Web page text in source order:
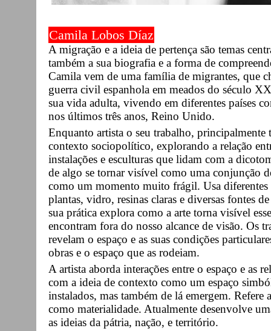
Camila Lobos Díaz
A migração e a ideia de pertença são temas
também a sua biografia e a forma de
Camila vem de uma família de migrantes, que
guerra civil espanhola em meados do século
sua vida adulta, vivendo em diferentes países
nos últimos três anos, Reino Unido.
Enquanto artista o seu trabalho,
contexto sociopolítico, explorando a relação
instalações e esculturas que lidam com a
de algo se tornar visível como uma conjunção
como um momento muito frágil. Usa
plantas, vidro, resinas claras e diversas fontes
sua prática explora como a arte torna visível
encontram fora do nosso alcance de visão. Os
revelam o espaço e as suas condições
obras e o espaço que as rodeiam.
A artista aborda interações entre o espaço e as
com a ideia de contexto como um espaço
instalados, mas também de lá emergem.
como materialidade. Atualmente desenvolve
as ideias da pátria, nação, e território.